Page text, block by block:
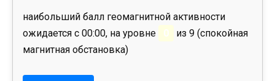
наибольший балл геомагнитной активности
ожидается с 00:00, на уровне
0
из 9 (спокойная
магнитная обстановка)